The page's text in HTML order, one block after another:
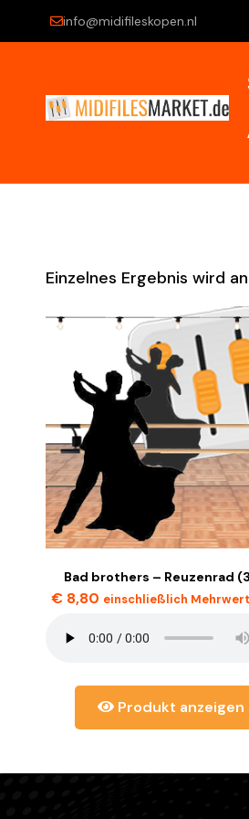
info@midifileskopen.nl
Einzelnes Ergebnis wird
Bad brothers – Reuzenrad
€8,80 einschließlich
Produkt anzeigen